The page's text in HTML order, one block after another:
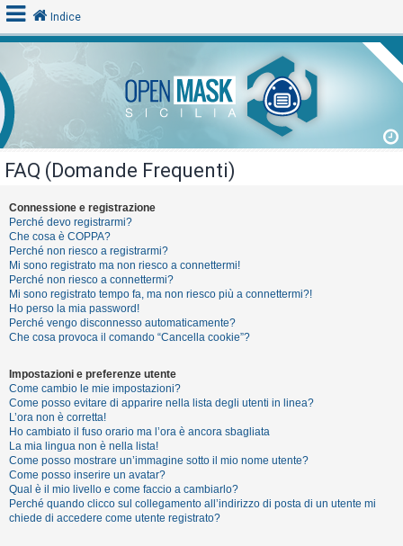
o
g
i
n
A
r
g
o
m
n
t
i
s
e
n
z
a
Indice
FAQ (Domande Frequenti)
Connessione e registrazione
Perché devo registrarmi?
Che cosa è COPPA?
Perché non riesco a registrarmi?
Mi sono registrato ma non riesco a connettermi!
Perché non riesco a connettermi?
Mi sono registrato tempo fa, ma non riesco più a connettermi?!
Ho perso la mia password!
Perché vengo disconnesso automaticamente?
Che cosa provoca il comando “Cancella cookie”?
Impostazioni e preferenze utente
Come cambio le mie impostazioni?
Come posso evitare di apparire nella lista degli utenti in linea?
L’ora non è corretta!
Ho cambiato il fuso orario ma l’ora è ancora sbagliata
La mia lingua non è nella lista!
Come posso mostrare un’immagine sotto il mio nome utente?
Come posso inserire un avatar?
Qual è il mio livello e come faccio a cambiarlo?
Perché quando clicco sul collegamento all’indirizzo di posta di un utente mi
chiede di accedere come utente registrato?